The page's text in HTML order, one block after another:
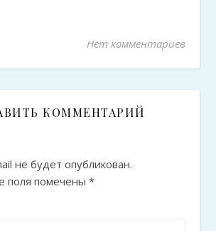
Нет комментариев
КОММЕНТАРИЙ
не будет опубликован.
поля помечены *